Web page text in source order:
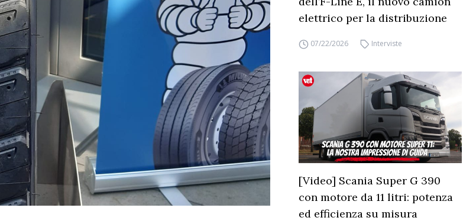
elettrico per la distribuzione
07/22/2026 Interviste
[Video] Scania Super G 390
con motore da 11 litri: potenza
ed efficienza su misura